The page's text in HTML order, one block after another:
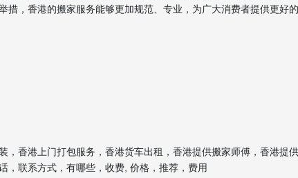
，香港的搬家服务能够更加规范、专业，为广大消费者提供更好的
香港上门打包服务，香港货车出租，香港提供搬家师傅，香港提
，联系方式，有哪些，收费, 价格，推荐，费用